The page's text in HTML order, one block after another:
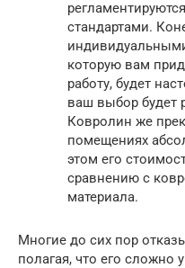
стандартами.
которую вам
работу, будет
ваш выбор будет
Ковролин же
помещениях
этом его
сравнению с
материала.
Многие до сих пор
полагая, что его сложно